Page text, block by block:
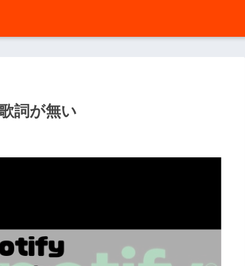
詞が無い